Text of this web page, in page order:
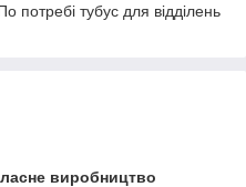
потребі тубус для відділень
виробництво